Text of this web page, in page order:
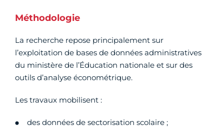
Méthodologie
La recherche repose principalement sur
l’exploitation de bases de données administratives
du ministère de l’Éducation nationale et sur des
outils d’analyse économétrique.
Les travaux mobilisent :
des données de sectorisation scolaire ;